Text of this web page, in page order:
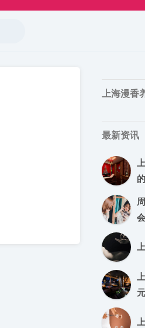
上海漫香
最新资讯